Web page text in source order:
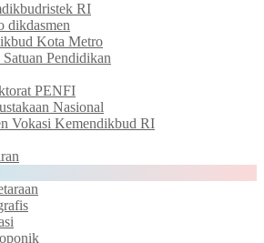
RI
dikdasmen
Kota Metro
Satuan Pendidikan
PENFI
Nasional
Vokasi Kemendikbud RI